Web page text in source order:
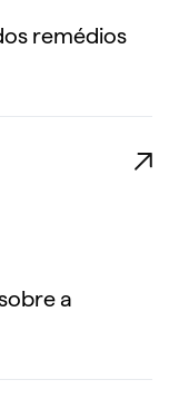
remédios
a